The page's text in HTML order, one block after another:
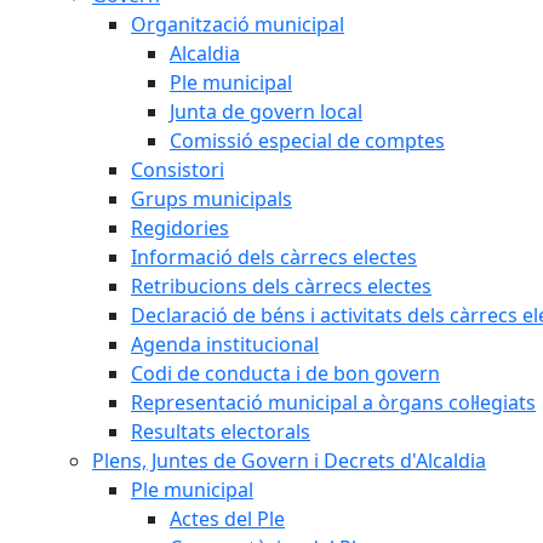
Organització municipal
Alcaldia
Ple municipal
Junta de govern local
Comissió especial de comptes
Consistori
Grups municipals
Regidories
Informació dels càrrecs electes
Retribucions dels càrrecs electes
Declaració de béns i activitats dels càrrecs
Agenda institucional
Codi de conducta i de bon govern
Representació municipal a òrgans col·legiats
Resultats electorals
Plens, Juntes de Govern i Decrets d'Alcaldia
Ple municipal
Actes del Ple